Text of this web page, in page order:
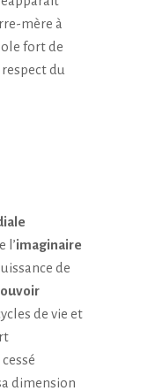
mère à
fort de
du
l’imaginaire
de
de vie et
dimension